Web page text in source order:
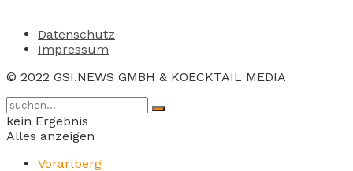
Datenschutz
Impressum
© 2022 GSI.NEWS GMBH & KOECKTAIL MEDIA
kein Ergebnis
Alles anzeigen
Vorarlberg